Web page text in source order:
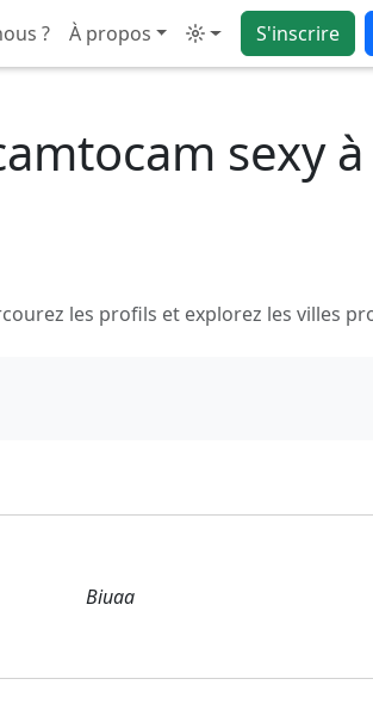
? À propos Mode S'inscrire
sexy à
les profils et explorez les villes
Biuaa